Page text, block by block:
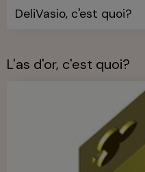
DeliVasio, c'est quoi?
L'as d'or, c'est quoi?